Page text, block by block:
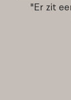
"Er zit